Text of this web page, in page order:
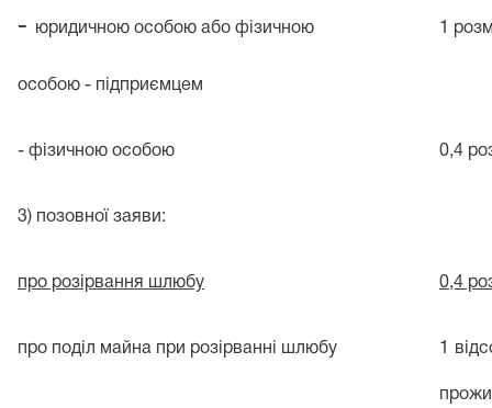
- юридичною особою або фізичною
особою - підприємцем
1
- фізичною особою 0,4
3) позовної заяви:
про розірвання шлюбу 0,4
про поділ майна при розірванні шлюбу 1